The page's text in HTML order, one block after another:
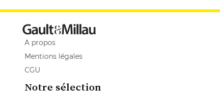
A propos
Mentions légales
CGU
Notre sélection